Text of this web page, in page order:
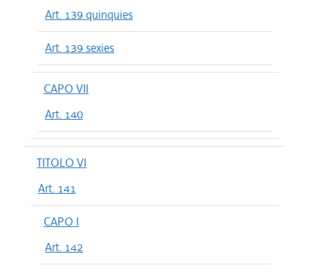
Art. 139 quinquies
Art. 139 sexies
CAPO VII
Art. 140
TITOLO VI
Art. 141
CAPO I
Art. 142